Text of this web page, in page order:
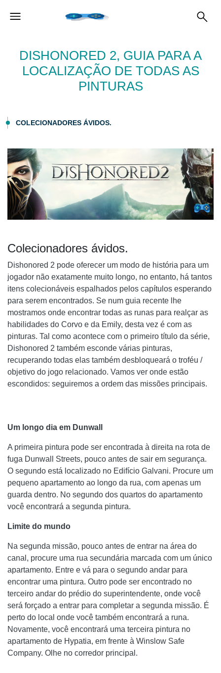
DISHONORED 2, GUIA PARA A
LOCALIZAÇÃO DE TODAS AS
PINTURAS
COLECIONADORES ÁVIDOS.
Colecionadores ávidos.
Dishonored 2 pode oferecer um modo de história para um
jogador não exatamente muito longo, no entanto, há tantos
itens colecionáveis ​​espalhados pelos capítulos esperando
para serem encontrados. Se num guia recente lhe
mostramos onde encontrar todas as runas para realçar as
habilidades do Corvo e da Emily, desta vez é com as
pinturas. Tal como acontece com o primeiro título da série,
Dishonored 2 também esconde várias pinturas,
recuperando todas elas também desbloqueará o troféu /
objetivo do jogo relacionado. Vamos ver onde estão
escondidos: seguiremos a ordem das missões principais.
Um longo dia em Dunwall
A primeira pintura pode ser encontrada à direita na rota de
fuga Dunwall Streets, pouco antes de sair em segurança.
O segundo está localizado no Edifício Galvani. Procure um
pequeno apartamento ao longo da rua, com apenas um
guarda dentro. No segundo dos quartos do apartamento
você encontrará a segunda pintura.
Limite do mundo
Na segunda missão, pouco antes de entrar na área do
canal, procure uma rua secundária marcada com um único
apartamento. Entre e vá para o segundo andar para
encontrar uma pintura. Outro pode ser encontrado no
terceiro andar do prédio do superintendente, onde você
será forçado a entrar para completar a segunda missão. É
perto do local onde você também encontrará a runa.
Novamente, você encontrará uma terceira pintura no
apartamento de Hypatia, em frente à Winslow Safe
Company. Olhe no corredor principal.